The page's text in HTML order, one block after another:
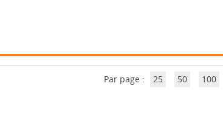
Par page : 25 50 100